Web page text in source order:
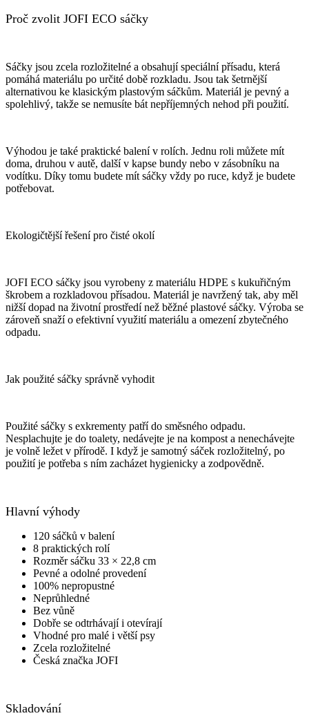
Proč zvolit JOFI ECO sáčky
Sáčky jsou zcela rozložitelné a obsahují speciální přísadu, která
pomáhá materiálu po určité době rozkladu. Jsou tak šetrnější
alternativou ke klasickým plastovým sáčkům. Materiál je pevný a
spolehlivý, takže se nemusíte bát nepříjemných nehod při použití.
Výhodou je také praktické balení v rolích. Jednu roli můžete mít
doma, druhou v autě, další v kapse bundy nebo v zásobníku na
vodítku. Díky tomu budete mít sáčky vždy po ruce, když je budete
potřebovat.
Ekologičtější řešení pro čisté okolí
JOFI ECO sáčky jsou vyrobeny z materiálu HDPE s kukuřičným
škrobem a rozkladovou přísadou. Materiál je navržený tak, aby měl
nižší dopad na životní prostředí než běžné plastové sáčky. Výroba se
zároveň snaží o efektivní využití materiálu a omezení zbytečného
odpadu.
Jak použité sáčky správně vyhodit
Použité sáčky s exkrementy patří do směsného odpadu.
Nesplachujte je do toalety, nedávejte je na kompost a nenechávejte
je volně ležet v přírodě. I když je samotný sáček rozložitelný, po
použití je potřeba s ním zacházet hygienicky a zodpovědně.
Hlavní výhody
120 sáčků v balení
8 praktických rolí
Rozměr sáčku 33 × 22,8 cm
Pevné a odolné provedení
100% nepropustné
Neprůhledné
Bez vůně
Dobře se odtrhávají i otevírají
Vhodné pro malé i větší psy
Zcela rozložitelné
Česká značka JOFI
Skladování